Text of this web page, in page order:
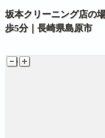
坂本クリーニング店の
歩5分｜長崎県島原市
島鉄バス